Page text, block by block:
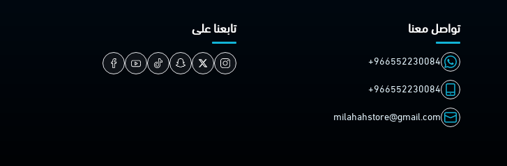
تواصل معنا
+966552230084
+966552230084
milahahstore@gmail.com
تابعنا على